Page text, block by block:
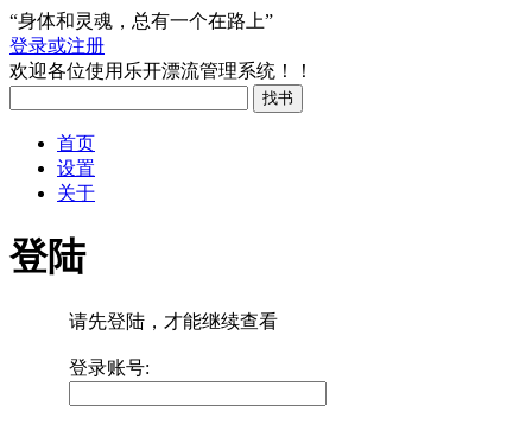
“身体和灵魂，总有一个在路上”
登录或注册
欢迎各位使用乐开漂流管理系统！！
首页
设置
关于
登陆
请先登陆，才能继续查看
登录账号: